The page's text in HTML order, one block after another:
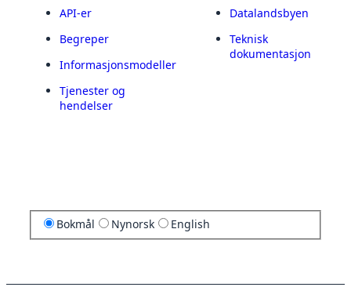
API-er
Begreper
Informasjonsmodeller
Tjenester og
hendelser
Datalandsbyen
Teknisk
dokumentasjon
Bokmål Nynorsk English